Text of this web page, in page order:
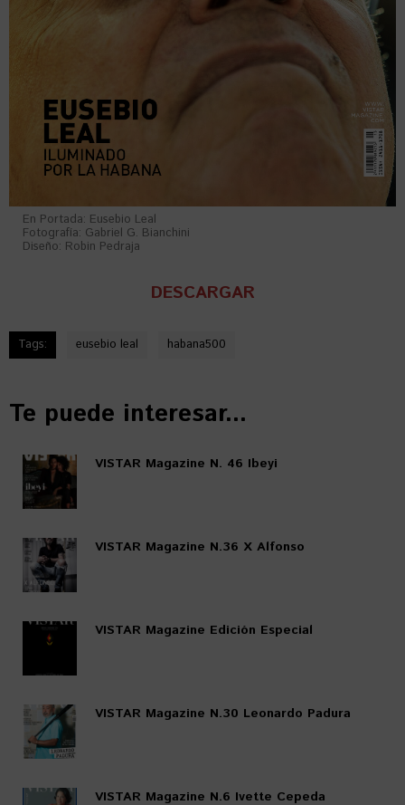
En Portada: Eusebio Leal
Fotografía: Gabriel G. Bianchini
Diseño: Robin Pedraja
DESCARGAR
Tags: eusebio leal habana500
Te puede interesar...
VISTAR Magazine N. 46 Ibeyi
VISTAR Magazine N.36 X Alfonso
VISTAR Magazine Edición Especial
VISTAR Magazine N.30 Leonardo Padura
VISTAR Magazine N.6 Ivette Cepeda